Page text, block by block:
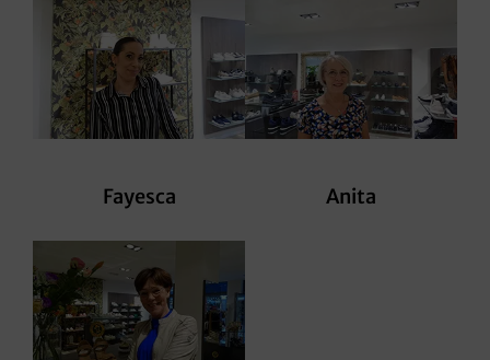
Fayesca Anita